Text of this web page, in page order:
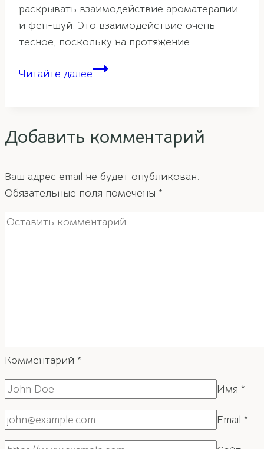
раскрывать взаимодействие ароматерапии
и фен-шуй. Это взаимодействие очень
тесное, поскольку на протяжение…
Читайте далееАромамасла
Добавить комментарий
Ваш адрес email не будет опубликован.
Обязательные поля помечены *
Комментарий *
Имя *
Email *